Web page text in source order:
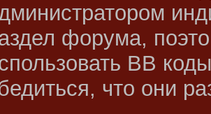
форума,
BB
что они